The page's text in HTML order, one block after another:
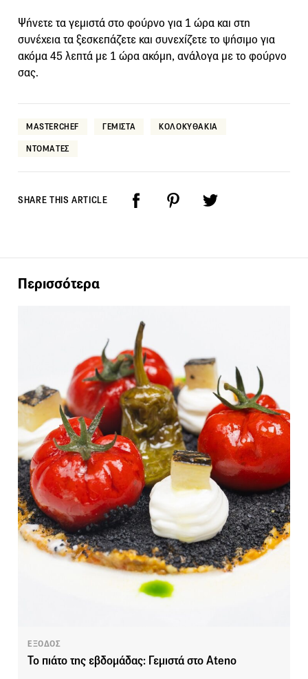
Ψήνετε τα γεμιστά στο φούρνο για 1 ώρα και στη
συνέχεια τα ξεσκεπάζετε και συνεχίζετε το ψήσιμο για
ακόμα 45 λεπτά με 1 ώρα ακόμη, ανάλογα με το φούρνο
σας.
MASTERCHEF ΓΕΜΙΣΤΑ ΚΟΛΟΚΥΘΑΚΙΑ
ΝΤΟΜΑΤΕΣ
SHARE THIS ARTICLE
Περισσότερα
ΕΞΟΔΟΣ
Το πιάτο της εβδομάδας: Γεμιστά στο Ateno